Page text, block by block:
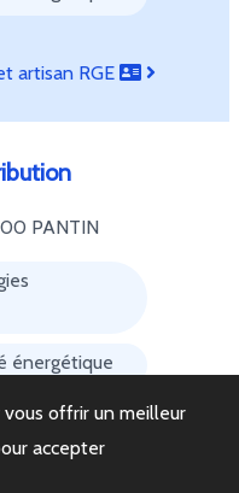
artisan RGE
PANTIN
énergétique
artisan RGE
offrir un meilleur
accepter